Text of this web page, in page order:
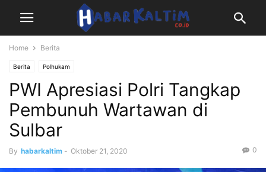
Home Berita
Berita Polhukam
PWI Apresiasi Polri Tangkap
Pembunuh Wartawan di
Sulbar
By habarkaltim - Oktober 21, 2020 0